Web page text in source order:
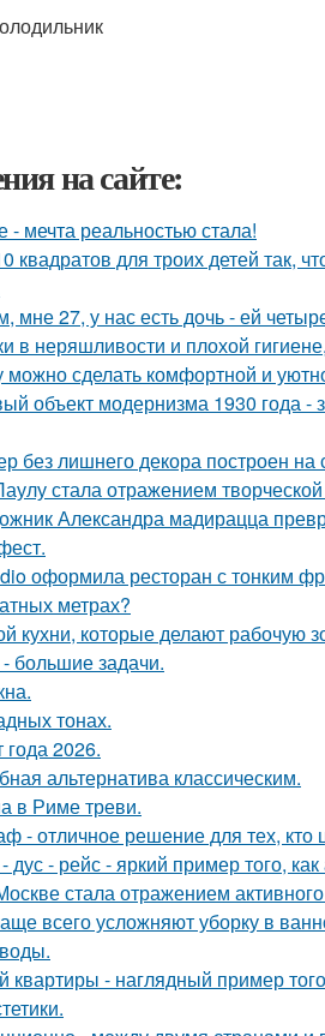
на сайте:
мечта реальностью стала!
квадратов для троих детей так,
мне 27, у нас есть дочь - ей
в неряшливости и плохой
сделать комфортной и
объект модернизма 1930 года
без лишнего декора построен на
стала отражением творческой
Александра мадирацца
оформила ресторан с тонким
метрах?
кухни, которые делают рабочую
большие задачи.
тонах.
года 2026.
альтернатива классическим.
в Риме треви.
- отличное решение для тех, кто
- рейс - яркий пример того,
стала отражением
всего усложняют уборку в
квартиры - наглядный пример